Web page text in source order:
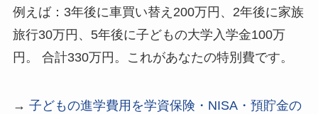
例えば：3年後に車買い替え200万円、2年後に家族
旅行30万円、5年後に子どもの大学入学金100万
円。 合計330万円。これがあなたの特別費です。
→ 子どもの進学費用を学資保険・NISA・預貯金の